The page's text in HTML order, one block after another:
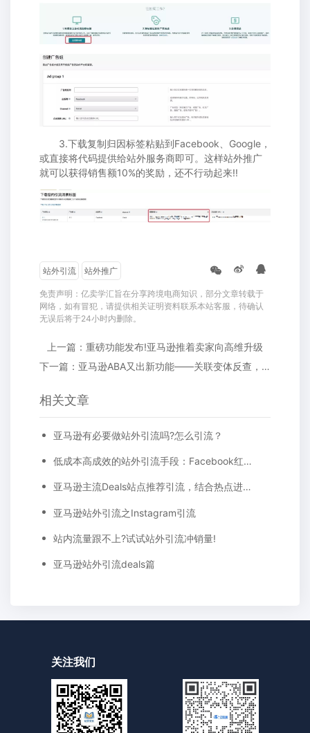
3.下载复制归因标签粘贴到Facebook、Google，
或直接将代码提供给站外服务商即可。这样站外推广
就可以获得销售额10%的奖励，还不行动起来!!
站外引流 站外推广
免责声明：亿卖学汇旨在分享跨境电商知识，部分文章转载于
网络，如有冒犯，请提供相关证明资料联系本站客服，待确认
无误后将于24小时内删除。
上一篇：重磅功能发布!亚马逊推着卖家向高维升级
下一篇：亚马逊ABA又出新功能——关联变体反查，官方数据就是靠谱!
相关文章
亚马逊有必要做站外引流吗?怎么引流？
低成本高成效的站外引流手段：Facebook红人营销
亚马逊主流Deals站点推荐引流，结合热点进行站外营销效果更好
亚马逊站外引流之Instagram引流
站内流量跟不上?试试站外引流冲销量!
亚马逊站外引流deals篇
关注我们